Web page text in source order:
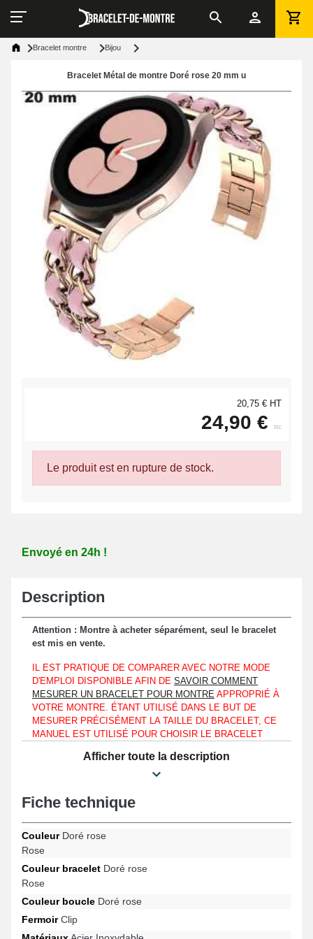
Bracelet montre Bijou
Bracelet Métal de montre Doré rose 20 mm u
20,75 € HT
24,90 € ttc
Le produit est en rupture de stock.
Envoyé en 24h !
Description
Attention : Montre à acheter séparément, seul le bracelet
est mis en vente.
IL EST PRATIQUE DE COMPARER AVEC NOTRE MODE
D'EMPLOI DISPONIBLE AFIN DE SAVOIR COMMENT
MESURER UN BRACELET POUR MONTRE APPROPRIÉ À
VOTRE MONTRE. ÉTANT UTILISÉ DANS LE BUT DE
MESURER PRÉCISÉMENT LA TAILLE DU BRACELET, CE
MANUEL EST UTILISÉ POUR CHOISIR LE BRACELET
STEEL OU MÊME UNE LONGINES.
s'assemble uniquement à un entre-corne d'une longueur de
20mm.
Faisant office d'un compromis approprié destiné à remplacer un
système de fixation sécurisé et efficace. Commandez des tiges de
montre d'une longueur de 20 mm pour positionner le Bracelet
Métal de montre Doré rose 20 mm u à hauteur d'un boîtier de
Fait en acier inoxydable, ce produit possède une couleur dorée
Afficher toute la description
Fiche technique
CouleurDoré rose
Rose
Couleur bracelet Doré rose
Rose
Couleur boucle Doré rose
FermoirClip